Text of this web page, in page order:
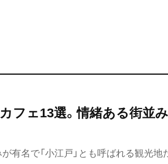
フェ13選。情緒ある街並
有名で「小江戸」とも呼ばれる観光